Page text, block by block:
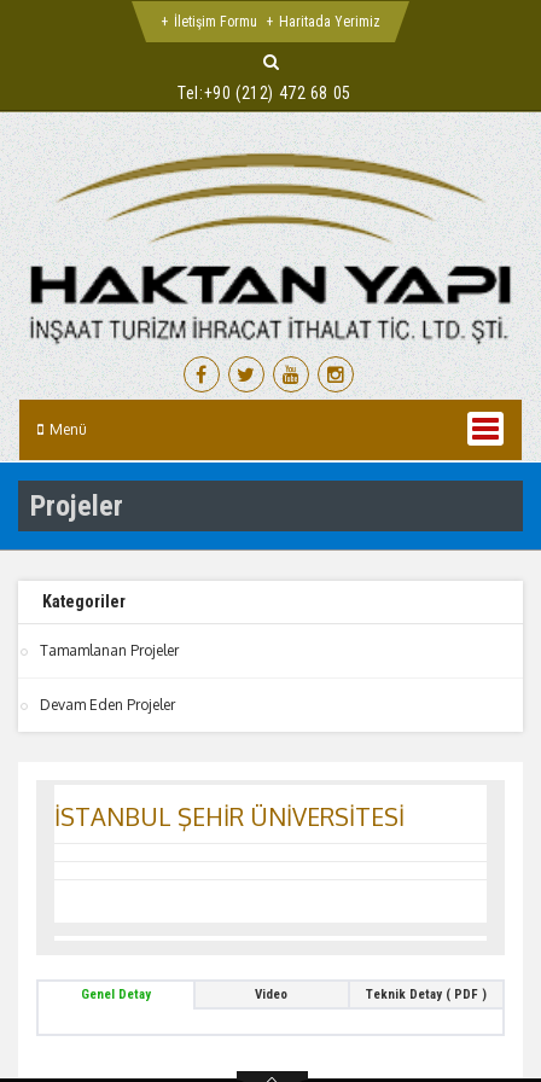
Tel:+90 (212) 472 68 05
İletişim Formu Haritada Yerimiz
Menü
Projeler
Kategoriler
Tamamlanan Projeler
Devam Eden Projeler
İSTANBUL ŞEHİR ÜNİVERSİTESİ
Genel Detay Video Teknik Detay ( PDF )